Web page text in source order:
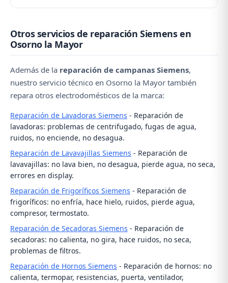
6 meses dependiendo del uso. Las parrillas
metálicas deben limpiarse mensualmente. Una
aspiración.
Otros servicios de reparación Siemens en
Osorno la Mayor
Además de la reparación de campanas Siemens,
nuestro servicio técnico en Osorno la Mayor también
repara otros electrodomésticos de la marca:
Reparación de Lavadoras Siemens - Reparación de
lavadoras: problemas de centrifugado, fugas de agua,
ruidos, no enciende, no desagua.
Reparación de Lavavajillas Siemens - Reparación de
lavavajillas: no lava bien, no desagua, pierde agua, no seca,
errores en display.
Reparación de Frigoríficos Siemens - Reparación de
frigoríficos: no enfría, hace hielo, ruidos, pierde agua,
compresor, termostato.
Reparación de Secadoras Siemens - Reparación de
secadoras: no calienta, no gira, hace ruidos, no seca,
problemas de filtros.
Reparación de Hornos Siemens - Reparación de hornos: no
calienta, termopar, resistencias, puerta, ventilador,